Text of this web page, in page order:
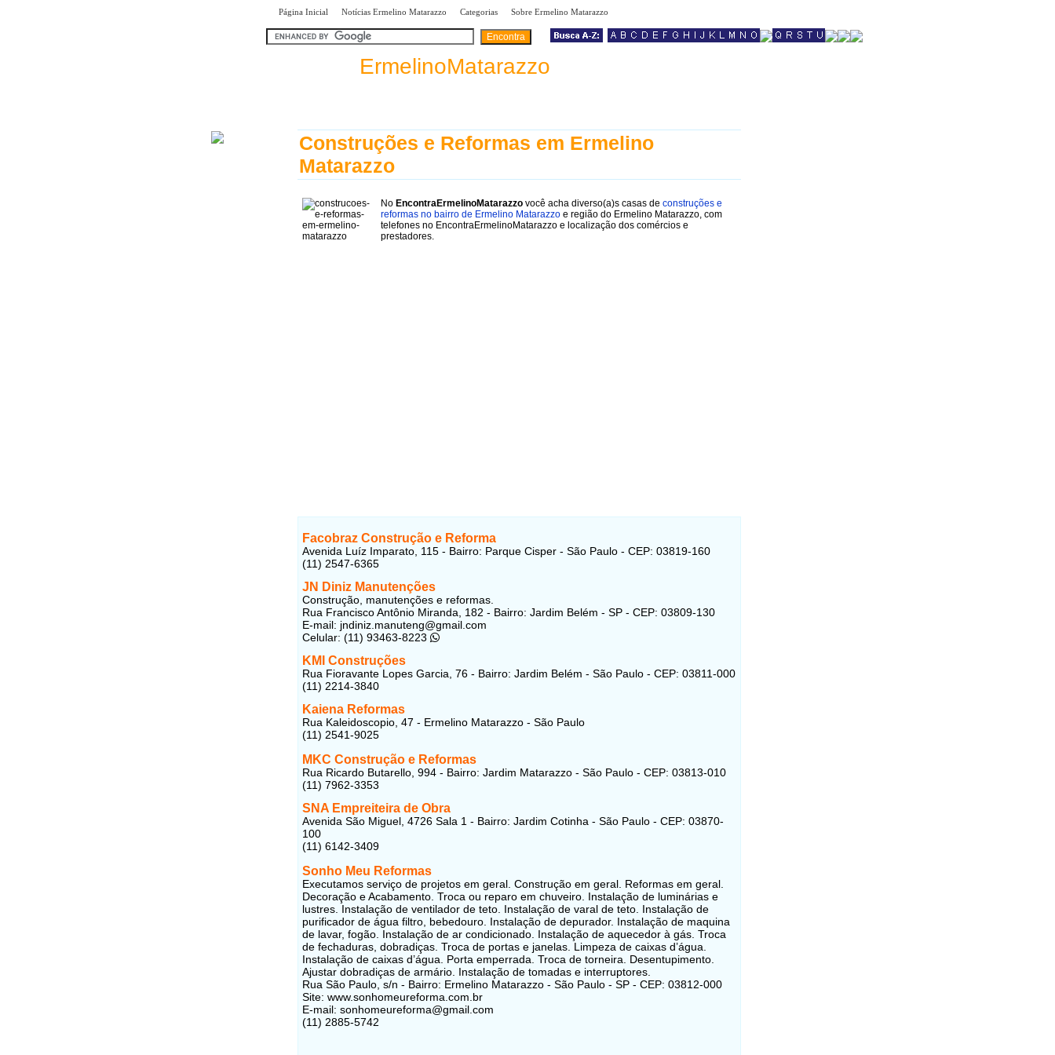
Página Inicial Notícias Ermelino Matarazzo Categorias Sobre Ermelino Matarazzo
ErmelinoMatarazzo
Construções e Reformas em Ermelino
Matarazzo
No EncontraErmelinoMatarazzo você acha diverso(a)s casas de construções e
reformas no bairro de Ermelino Matarazzo e região do Ermelino Matarazzo, com
telefones no EncontraErmelinoMatarazzo e localização dos comércios e
prestadores.
Facobraz Construção e Reforma
Avenida Luíz Imparato, 115 - Bairro: Parque Cisper - São Paulo - CEP: 03819-160
(11) 2547-6365
JN Diniz Manutenções
Construção, manutenções e reformas.
Rua Francisco Antônio Miranda, 182 - Bairro: Jardim Belém - SP - CEP: 03809-130
E-mail: jndiniz.manuteng@gmail.com
Celular: (11) 93463-8223
KMI Construções
Rua Fioravante Lopes Garcia, 76 - Bairro: Jardim Belém - São Paulo - CEP: 03811-000
(11) 2214-3840
Kaiena Reformas
Rua Kaleidoscopio, 47 - Ermelino Matarazzo - São Paulo
(11) 2541-9025
MKC Construção e Reformas
Rua Ricardo Butarello, 994 - Bairro: Jardim Matarazzo - São Paulo - CEP: 03813-010
(11) 7962-3353
SNA Empreiteira de Obra
Avenida São Miguel, 4726 Sala 1 - Bairro: Jardim Cotinha - São Paulo - CEP: 03870-
100
(11) 6142-3409
Sonho Meu Reformas
Executamos serviço de projetos em geral. Construção em geral. Reformas em geral.
Decoração e Acabamento. Troca ou reparo em chuveiro. Instalação de luminárias e
lustres. Instalação de ventilador de teto. Instalação de varal de teto. Instalação de
purificador de água filtro, bebedouro. Instalação de depurador. Instalação de maquina
de lavar, fogão. Instalação de ar condicionado. Instalação de aquecedor à gás. Troca
de fechaduras, dobradiças. Troca de portas e janelas. Limpeza de caixas d’água.
Instalação de caixas d’água. Porta emperrada. Troca de torneira. Desentupimento.
Ajustar dobradiças de armário. Instalação de tomadas e interruptores.
Rua São Paulo, s/n - Bairro: Ermelino Matarazzo - São Paulo - SP - CEP: 03812-000
Site: www.sonhomeureforma.com.br
E-mail: sonhomeureforma@gmail.com
(11) 2885-5742